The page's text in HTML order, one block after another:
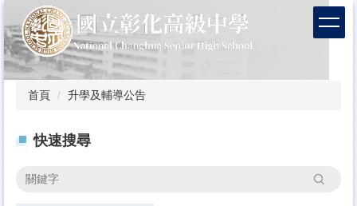
到
主
要
內
首頁 升學及輔導公告
快速搜尋
搜尋